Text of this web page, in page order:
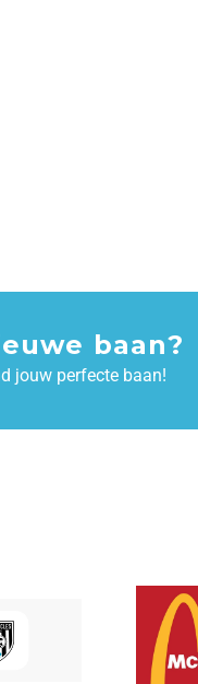
baan?
jouw perfecte baan!